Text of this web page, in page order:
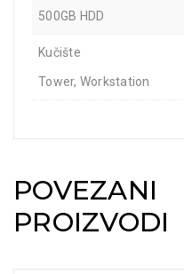
500GB HDD
Kučište
Tower, Workstation
POVEZANI
PROIZVODI